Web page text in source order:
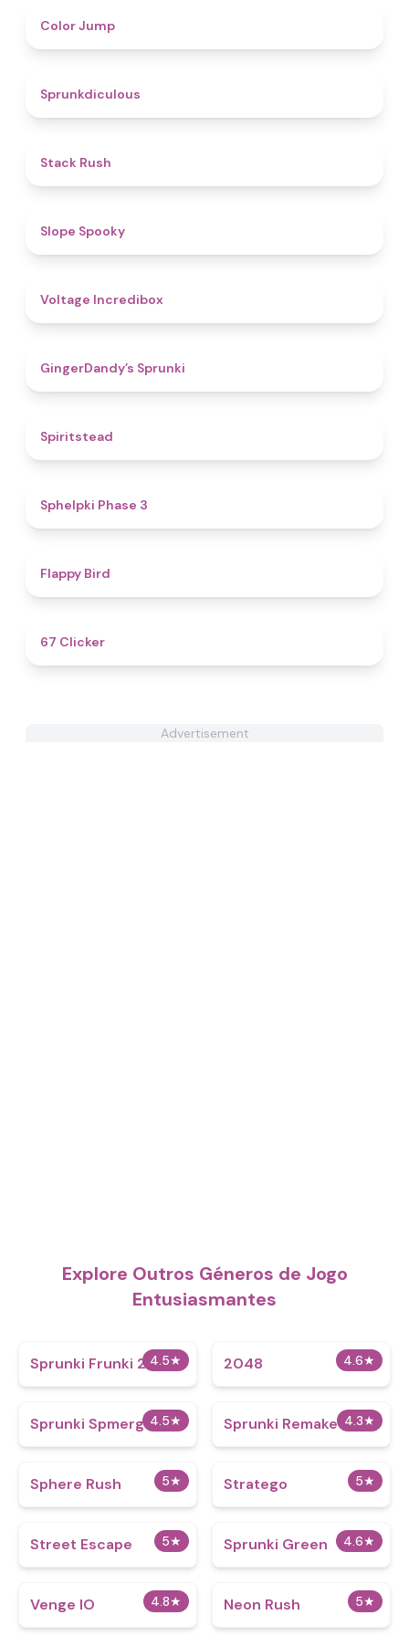
Color Jump
Sprunkdiculous
Stack Rush
Slope Spooky
Voltage Incredibox
GingerDandy’s Sprunki
Spiritstead
Sphelpki Phase 3
Flappy Bird
67 Clicker
Advertisement
Explore Outros Géneros de Jogo
Entusiasmantes
4.5★
Sprunki Frunki 2.0 4.6★
2048
4.5★
Sprunki Spmerge 4.3★
Sprunki Remake 2
5★
Sphere Rush 5★
Stratego
5★
Street Escape 4.6★
Sprunki Green
4.8★
Venge IO 5★
Neon Rush